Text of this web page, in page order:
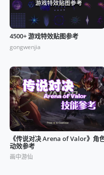
4500+ 游戏特效贴图参考
gongwenjia
《传说对决 Arena of Valor》角
动效参考
画中游仙